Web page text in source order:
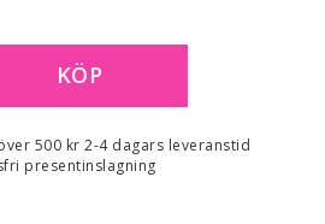
KÖP
500 kr 2-4 dagars leveranstid
presentinslagning